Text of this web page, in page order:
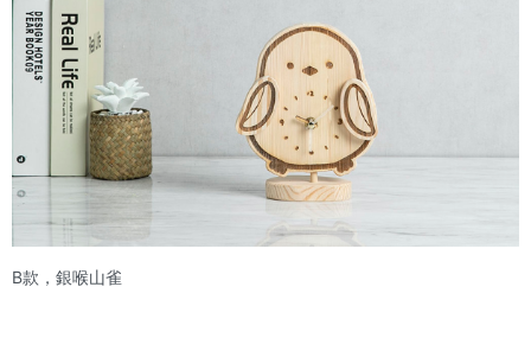
B款，銀喉山雀